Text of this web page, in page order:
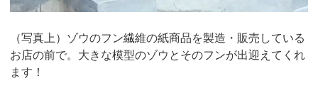
（写真上）ゾウのフン繊維の紙商品を製造・販売している
お店の前で。大きな模型のゾウとそのフンが出迎えてくれ
ます！